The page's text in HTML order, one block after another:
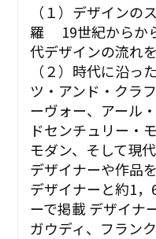
（１）デザインの
羅 19世紀からか
代デザインの流れ
（２）時代に沿っ
ツ・アンド・クラ
ーヴォー、アール
ドセンチュリー・
モダン、そして現
デザイナーや作品
デザイナーと約1
ーで掲載 デザイナ
ガウディ、フラン